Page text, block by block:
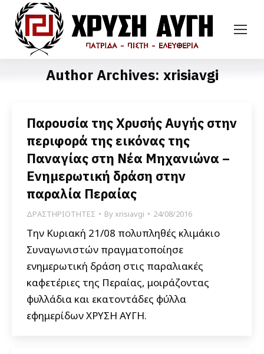
Author Archives: xrisiavgi
Παρουσία της Χρυσής Αυγής στην
περιφορά της εικόνας της
Παναγίας στη Νέα Μηχανιώνα –
Ενημερωτική δράση στην
παραλία Περαίας
ΔΡΑΣΤΗΡΙΟΤΗΤΕΣ Byxrisiavgi 24/08/2016
Την Κυριακή 21/08 πολυπληθές κλιμάκιο
Συναγωνιστών πραγματοποίησε
ενημερωτική δράση στις παραλιακές
καφετέριες της Περαίας, μοιράζοντας
φυλλάδια και εκατοντάδες φύλλα
εφημερίδων ΧΡΥΣΗ ΑΥΓΗ.